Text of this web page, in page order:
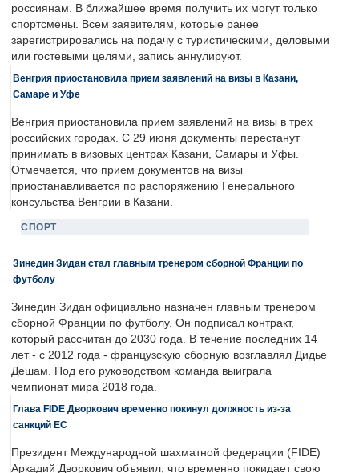
россиянам. В ближайшее время получить их могут только
спортсмены. Всем заявителям, которые ранее
зарегистрировались на подачу с туристическими, деловыми
или гостевыми целями, запись аннулируют.
Венгрия приостановила прием заявлений на визы в Казани,
Самаре и Уфе
Венгрия приостановила прием заявлений на визы в трех
российских городах. С 29 июня документы перестанут
принимать в визовых центрах Казани, Самары и Уфы.
Отмечается, что прием документов на визы
приостанавливается по распоряжению Генерального
консульства Венгрии в Казани.
СПОРТ
Зинедин Зидан стал главным тренером сборной Франции по
футболу
Зинедин Зидан официально назначен главным тренером
сборной Франции по футболу. Он подписал контракт,
который рассчитан до 2030 года. В течение последних 14
лет - с 2012 года - французскую сборную возглавлял Дидье
Дешам. Под его руководством команда выиграла
чемпионат мира 2018 года.
Глава FIDE Дворкович временно покинул должность из-за
санкций ЕС
Президент Международной шахматной федерации (FIDE)
Аркадий Дворкович объявил, что временно покидает свою